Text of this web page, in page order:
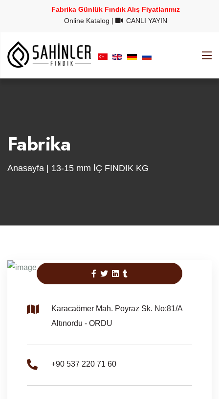
Fabrika Günlük Fındık Alış Fiyatlarımız
Online Katalog | CANLI YAYIN
Fabrika
Anasayfa | 13-15 mm İÇ FINDIK KG
Karacaömer Mah. Poyraz Sk. No:81/A
Altınordu - ORDU
+90 537 220 71 60